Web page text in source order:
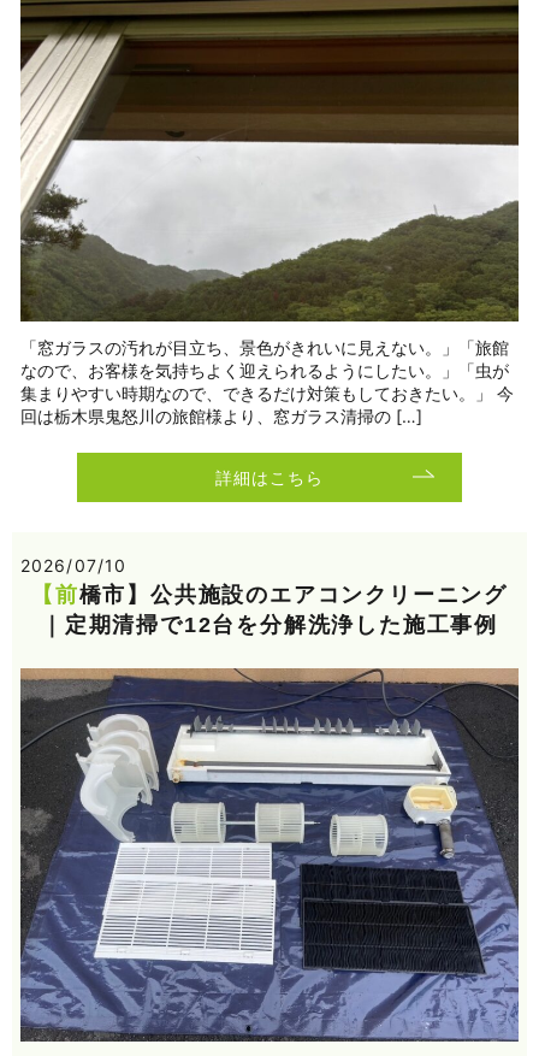
「窓ガラスの汚れが目立ち、景色がきれいに見えない。」「旅館
なので、お客様を気持ちよく迎えられるようにしたい。」「虫が
集まりやすい時期なので、できるだけ対策もしておきたい。」 今
回は栃木県鬼怒川の旅館様より、窓ガラス清掃の […]
詳細はこちら
2026/07/10
【前橋市】公共施設のエアコンクリーニング
｜定期清掃で12台を分解洗浄した施工事例